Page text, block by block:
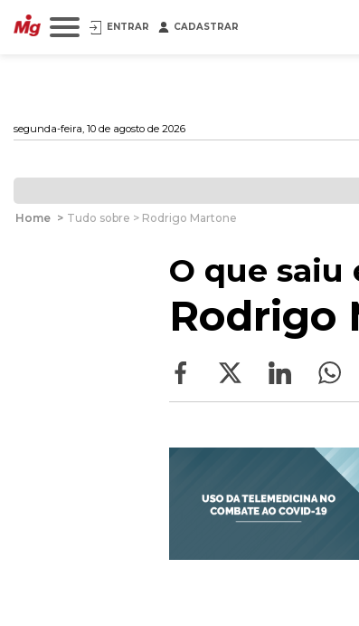
ENTRAR CADASTRAR
segunda-feira, 10 de agosto de 2026
Home > Tudo sobre > Rodrigo Martone
O que saiu
Rodrigo